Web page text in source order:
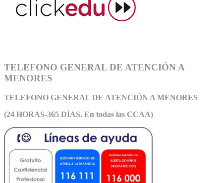
TELEFONO GENERAL DE ATENCIÓN A
MENORES
TELEFONO GENERAL DE ATENCIÓN A MENORES
(24 HORAS-365 DÍAS. En todas las CCAA)